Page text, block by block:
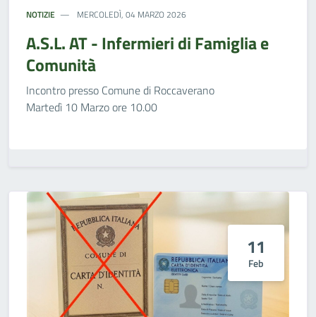
NOTIZIE MERCOLEDÌ, 04 MARZO 2026
A.S.L. AT - Infermieri di Famiglia e
Comunità
Incontro presso Comune di Roccaverano
Martedì 10 Marzo ore 10.00
11
Feb